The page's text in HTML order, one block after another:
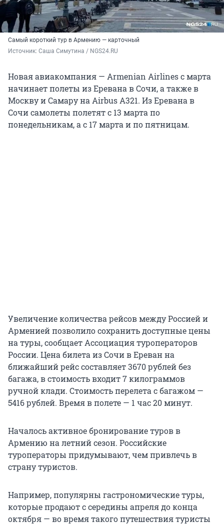
Самый короткий тур в Армению — карточный
Источник: Саша Симутина / NGS24.RU
Новая авиакомпания — Armenian Airlines с марта
начинает полеты из Еревана в Сочи, а также в
Москву и Самару на Airbus A321. Из Еревана в
Сочи самолеты полетят с 13 марта по
понедельникам, а с 17 марта и по пятницам.
Увеличение количества рейсов между Россией и
Арменией позволило сохранить доступные цены
на туры, сообщает Ассоциация туроператоров
России. Цена билета из Сочи в Ереван на
ближайший рейс составляет 3670 рублей без
багажа, в стоимость входит 7 килограммов
ручной клади. Стоимость перелета с багажом —
5416 рублей. Время в полете — 1 час 20 минут.
Началось активное бронирование туров в
Армению на летний сезон. Российские
туроператоры придумывают, чем привлечь в
страну туристов.
Например, популярны гастрономические туры,
которые продают с середины апреля до конца
октября — во время такого путешествия туристы